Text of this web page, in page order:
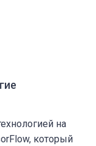
на
который